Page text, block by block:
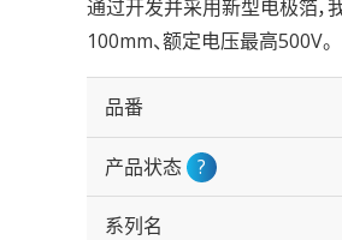
通过开发并采用新型电极箔，
100mm、额定电压最高500V。
品番
产品状态 ?
系列名